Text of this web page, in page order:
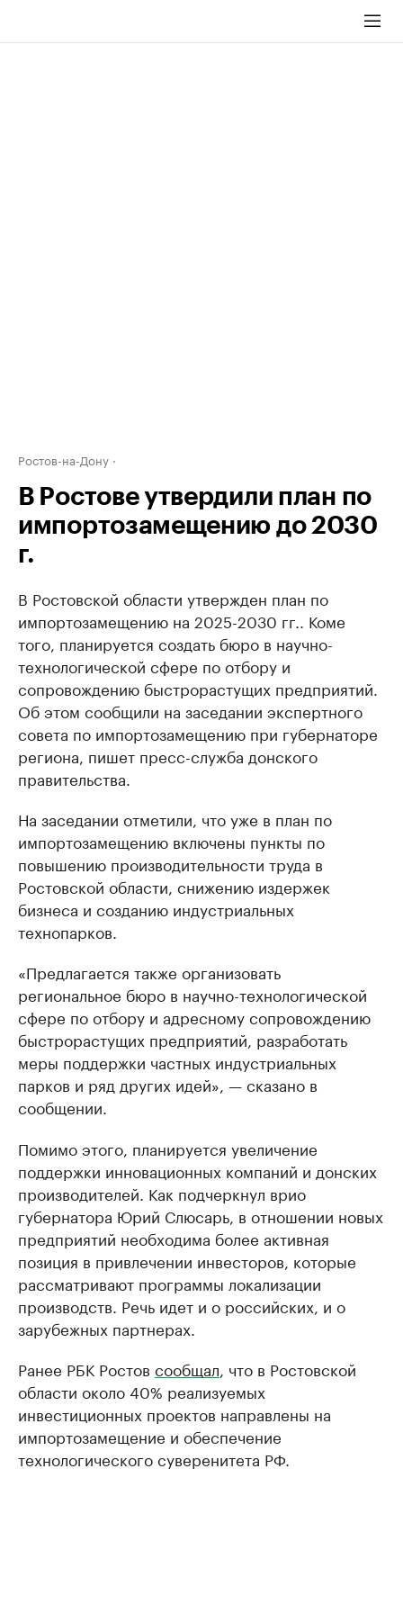
Ростов-на-Дону
В Ростове утвердили план по
импортозамещению до 2030
г.
В Ростовской области утвержден план по
импортозамещению на 2025-2030 гг.. Коме
того, планируется создать бюро в научно-
технологической сфере по отбору и
сопровождению быстрорастущих предприятий.
Об этом сообщили на заседании экспертного
совета по импортозамещению при губернаторе
региона, пишет пресс-служба донского
правительства.
На заседании отметили, что уже в план по
импортозамещению включены пункты по
повышению производительности труда в
Ростовской области, снижению издержек
бизнеса и созданию индустриальных
технопарков.
«Предлагается также организовать
региональное бюро в научно-технологической
сфере по отбору и адресному сопровождению
быстрорастущих предприятий, разработать
меры поддержки частных индустриальных
парков и ряд других идей», — сказано в
сообщении.
Помимо этого, планируется увеличение
поддержки инновационных компаний и донских
производителей. Как подчеркнул врио
губернатора Юрий Слюсарь, в отношении новых
предприятий необходима более активная
позиция в привлечении инвесторов, которые
рассматривают программы локализации
производств. Речь идет и о российских, и о
зарубежных партнерах.
Ранее РБК Ростов сообщал , что в Ростовской
области около 40% реализуемых
инвестиционных проектов направлены на
импортозамещение и обеспечение
технологического суверенитета РФ.